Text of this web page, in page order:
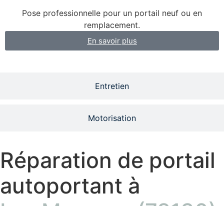
Entretien
Motorisation
Pose professionnelle pour un portail neuf ou en
remplacement.
En savoir plus
Réparation de portail
autoportant à